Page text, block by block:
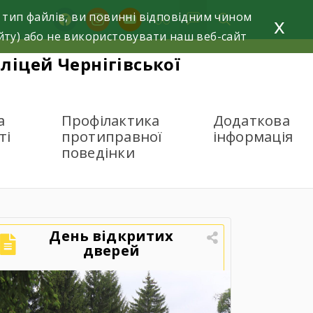
facebookinstagramyoutube
Чернігівської
Профілактика
протиправної
поведінки
Додаткова
інформація
День відкритих
дверей
файлів, ви повинні відповідним чином
або не використовувати наш веб-сайт
x